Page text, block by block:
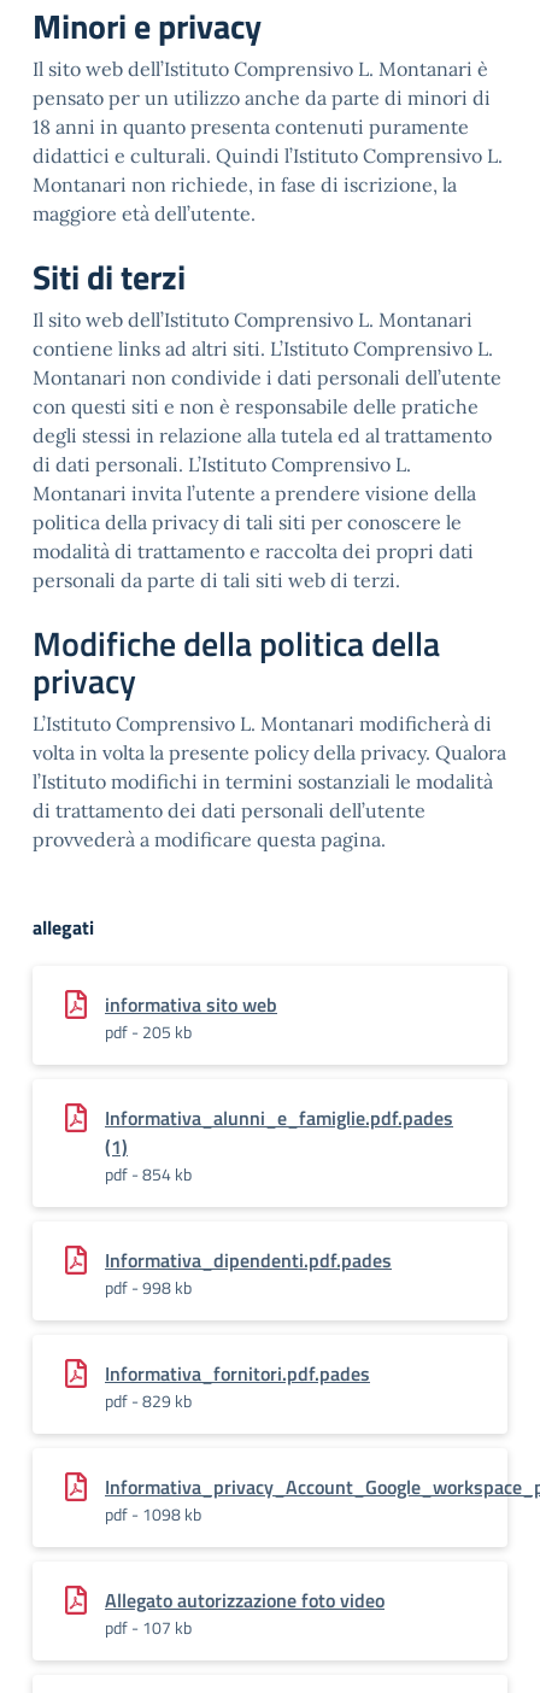
Minori e privacy
Il sito web dell’Istituto Comprensivo L. Montanari è
pensato per un utilizzo anche da parte di minori di
18 anni in quanto presenta contenuti puramente
didattici e culturali. Quindi l’Istituto Comprensivo L.
Montanari non richiede, in fase di iscrizione, la
maggiore età dell’utente.
Siti di terzi
Il sito web dell’Istituto Comprensivo L. Montanari
contiene links ad altri siti. L’Istituto Comprensivo L.
Montanari non condivide i dati personali dell’utente
con questi siti e non è responsabile delle pratiche
degli stessi in relazione alla tutela ed al trattamento
di dati personali. L’Istituto Comprensivo L.
Montanari invita l’utente a prendere visione della
politica della privacy di tali siti per conoscere le
modalità di trattamento e raccolta dei propri dati
personali da parte di tali siti web di terzi.
Modifiche della politica della
privacy
L’Istituto Comprensivo L. Montanari modificherà di
volta in volta la presente policy della privacy. Qualora
l’Istituto modifichi in termini sostanziali le modalità
di trattamento dei dati personali dell’utente
provvederà a modificare questa pagina.
allegati
informativa sito web
pdf - 205 kb
Informativa_alunni_e_famiglie.pdf.pades
(1)
pdf - 854 kb
Informativa_dipendenti.pdf.pades
pdf - 998 kb
Informativa_fornitori.pdf.pades
pdf - 829 kb
pdf - 1098 kb
Allegato autorizzazione foto video
pdf - 107 kb